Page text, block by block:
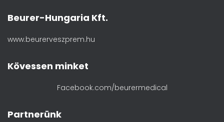
Beurer-Hungaria Kft.
www.beurerveszprem.hu
Kövessen minket
Facebook.com/beurermedical
Partnerünk